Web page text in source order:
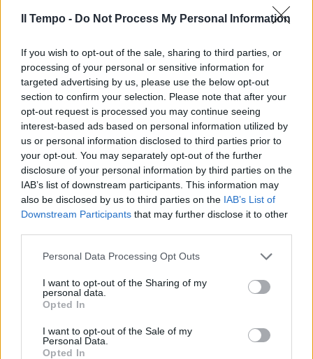
Il Tempo - Do Not Process My Personal Information
If you wish to opt-out of the sale, sharing to third parties, or
processing of your personal or sensitive information for
targeted advertising by us, please use the below opt-out
section to confirm your selection. Please note that after your
opt-out request is processed you may continue seeing
interest-based ads based on personal information utilized by
us or personal information disclosed to third parties prior to
your opt-out. You may separately opt-out of the further
disclosure of your personal information by third parties on the
IAB’s list of downstream participants. This information may
also be disclosed by us to third parties on the IAB’s List of
Downstream Participants that may further disclose it to other
Personal Data Processing Opt Outs
I want to opt-out of the Sharing of my
personal data.
Opted In
I want to opt-out of the Sale of my
Personal Data.
Opted In